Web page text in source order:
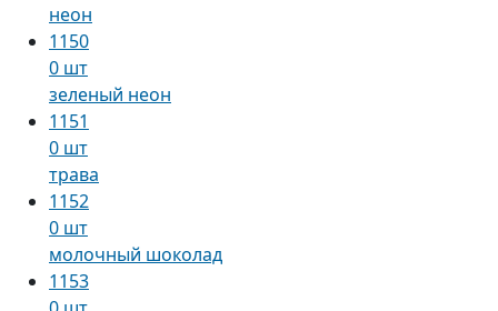
неон
1150
0 шт
зеленый неон
1151
0 шт
трава
1152
0 шт
молочный шоколад
1153